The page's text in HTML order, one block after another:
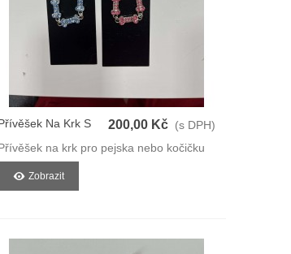
Na Krk S
200,00 Kč (s DPH)
na krk pro pejska nebo kočičku
Zobrazit